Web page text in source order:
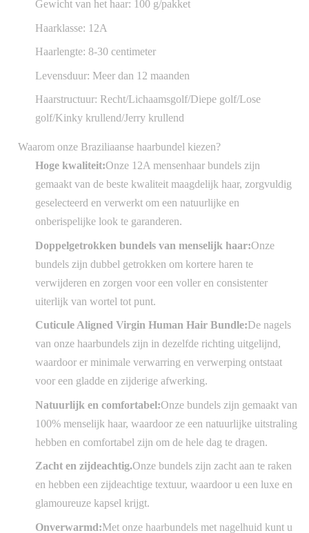
Gewicht van het haar: 100 g/pakket
Haarklasse: 12A
Haarlengte: 8-30 centimeter
Levensduur: Meer dan 12 maanden
Haarstructuur: Recht/Lichaamsgolf/Diepe golf/Lose
golf/Kinky krullend/Jerry krullend
Waarom onze Braziliaanse haarbundel kiezen?
Hoge kwaliteit:Onze 12A mensenhaar bundels zijn
gemaakt van de beste kwaliteit maagdelijk haar, zorgvuldig
geselecteerd en verwerkt om een natuurlijke en
onberispelijke look te garanderen.
Doppelgetrokken bundels van menselijk haar:Onze
bundels zijn dubbel getrokken om kortere haren te
verwijderen en zorgen voor een voller en consistenter
uiterlijk van wortel tot punt.
Cuticule Aligned Virgin Human Hair Bundle:De nagels
van onze haarbundels zijn in dezelfde richting uitgelijnd,
waardoor er minimale verwarring en verwerping ontstaat
voor een gladde en zijderige afwerking.
Natuurlijk en comfortabel:Onze bundels zijn gemaakt van
100% menselijk haar, waardoor ze een natuurlijke uitstraling
hebben en comfortabel zijn om de hele dag te dragen.
Zacht en zijdeachtig.Onze bundels zijn zacht aan te raken
en hebben een zijdeachtige textuur, waardoor u een luxe en
glamoureuze kapsel krijgt.
Onverwarmd:Met onze haarbundels met nagelhuid kunt u